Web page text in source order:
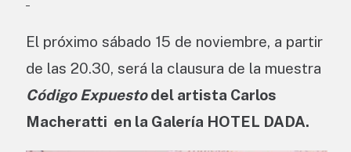
El próximo sábado 15 de noviembre, a partir
de las 20.30, será la clausura de la muestra
Código Expuestodel artista Carlos
Macheratti en la Galería HOTEL DADA.